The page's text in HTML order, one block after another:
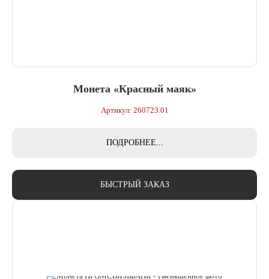
Монета «Красный маяк»
Артикул: 260723.01
ПОДРОБНЕЕ...
БЫСТРЫЙ ЗАКАЗ